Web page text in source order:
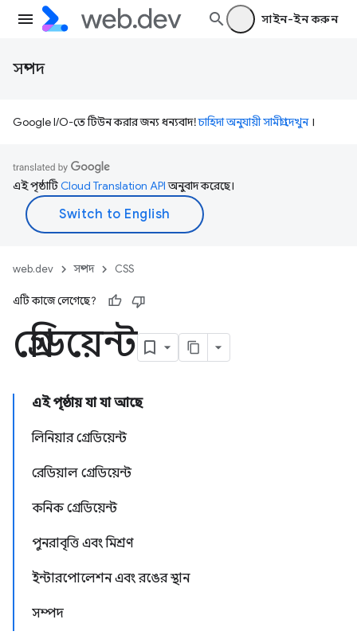
সাইন-ইন করুন
সম্পদ
Google I/O-তে টিউন করার জন্য ধন্যবাদ!চাহিদা অনুযায়ী সামগ্রী দেখুন।
এই পৃষ্ঠাটিCloud Translation APIঅনুবাদ করেছে।
web.dev সম্পদ CSS
এটি কাজে লেগেছে?
গ্রেডিয়েন্ট
এই পৃষ্ঠায় যা যা আছে
লিনিয়ার গ্রেডিয়েন্ট
রেডিয়াল গ্রেডিয়েন্ট
কনিক গ্রেডিয়েন্ট
পুনরাবৃত্তি এবং মিশ্রণ
ইন্টারপোলেশন এবং রঙের স্থান
সম্পদ